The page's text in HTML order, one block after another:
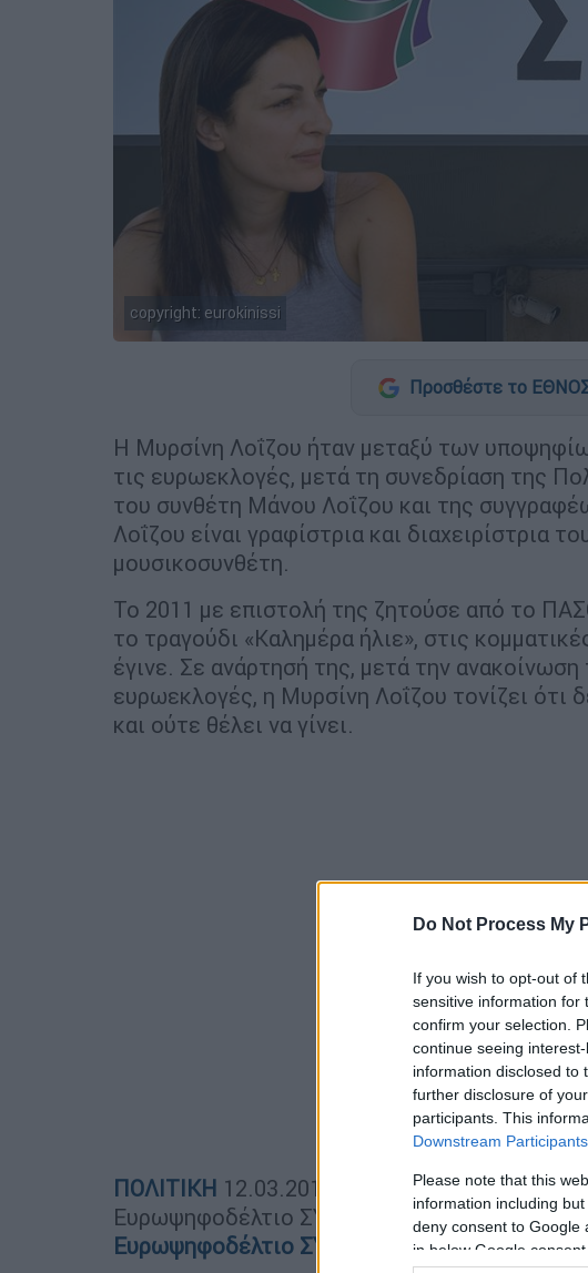
Do Not Process My
If you wish to opt-out of
sensitive information for
confirm your selection.
continue seeing
information disclosed to
further disclosure of
participants. This
Downstream Participants
Please note that this
information including
deny consent to Google
in below Google consent
copyright: eurokinissi
Προσθέστε το
Η Μυρσίνη Λοΐζου ήταν μεταξύ των
τις ευρωεκλογές, μετά τη συνεδρίαση της
του συνθέτη Μάνου Λοΐζου και της
Λοΐζου είναι γραφίστρια και διαχειρίστρια
μουσικοσυνθέτη.
Το 2011 με επιστολή της ζητούσε από το
το τραγούδι «Καλημέρα ήλιε», στις
έγινε. Σε ανάρτησή της, μετά την
ευρωεκλογές, η Μυρσίνη Λοΐζου τονίζει ότι
και ούτε θέλει να γίνει.
ΠΟΛΙΤΙΚΗ 12.03.2019
Ευρωψηφοδέλτιο ΣΥΡΙΖΑ: Αυτοί είναι οι 16
Ευρωψηφοδέλτιο ΣΥΡΙΖΑ: Αυτοί είναι οι 16